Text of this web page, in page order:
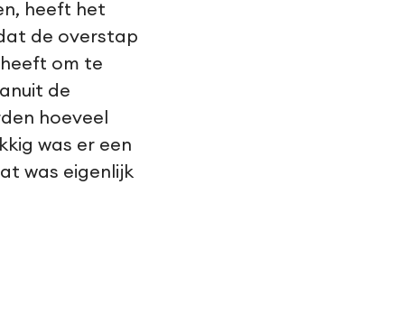
heeft het
de overstap
om te
de
hoeveel
was er een
was eigenlijk